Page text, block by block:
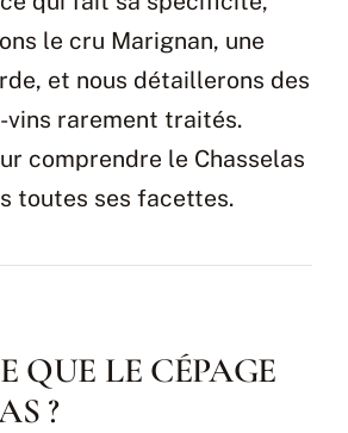
le cru Marignan, une
et nous détaillerons des
rarement traités.
comprendre le Chasselas
toutes ses facettes.
QUE LE CÉPAGE
?